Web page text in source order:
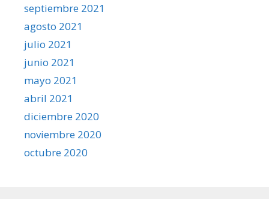
septiembre 2021
agosto 2021
julio 2021
junio 2021
mayo 2021
abril 2021
diciembre 2020
noviembre 2020
octubre 2020